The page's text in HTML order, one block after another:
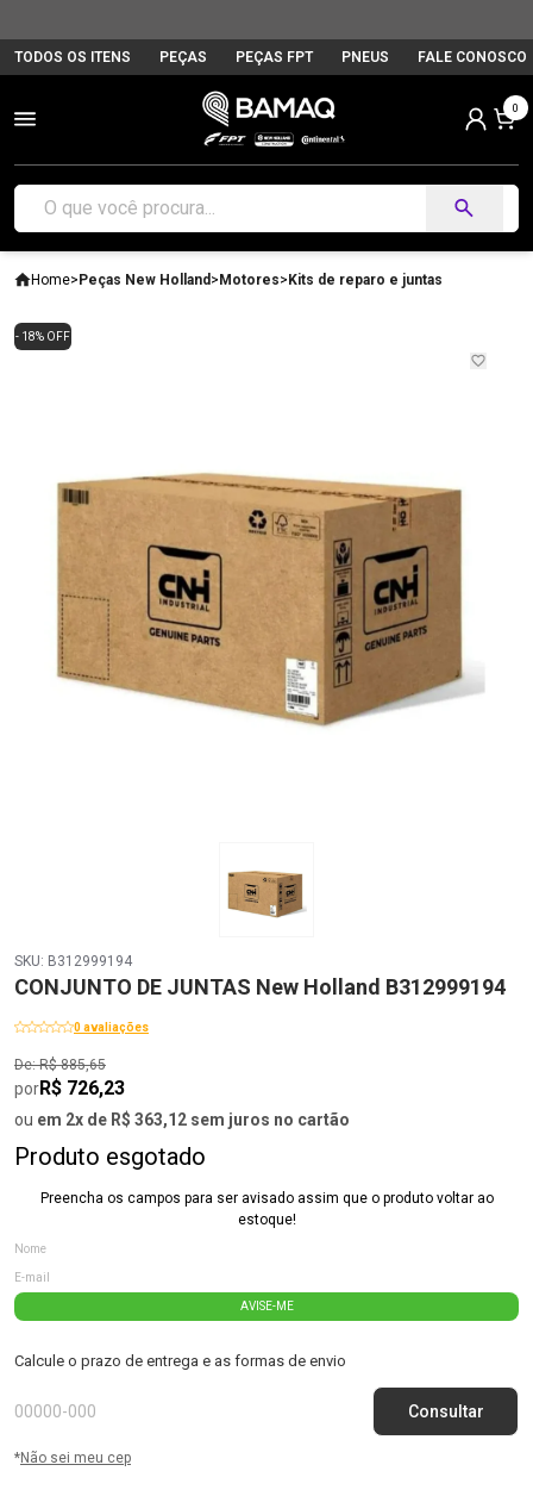
TODOS OS ITENS PEÇAS PEÇAS FPT PNEUS FALE CONOSCO
0
Home>Peças New Holland >Motores>Kits de reparo e juntas
SKU: B312999194
CONJUNTO DE JUNTAS New Holland B312999194
0 avaliações
De: R$ 885,65
porR$ 726,23
ou em 2x de R$ 363,12 sem juros no cartão
- 18% OFF
Produto esgotado
Preencha os campos para ser avisado assim que o produto voltar ao
estoque!
AVISE-ME
Calcule o prazo de entrega e as formas de envio
*Não sei meu cep